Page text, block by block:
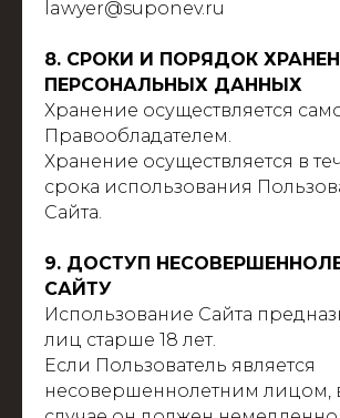
lawyer@suponev.ru
8. СРОКИ И ПОРЯДОК
ПЕРСОНАЛЬНЫХ ДАННЫХ
Хранение осуществляется
Правообладателем.
Хранение осуществляется в
срока использования
Сайта.
9. ДОСТУП
САЙТУ
Использование Сайта
лиц старше 18 лет.
Если Пользователь является
несовершеннолетним лицом,